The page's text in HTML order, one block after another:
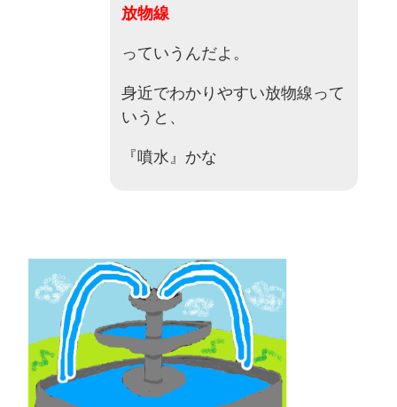
放物線
っていうんだよ。
身近でわかりやすい放物線って
いうと、
『噴水』かな